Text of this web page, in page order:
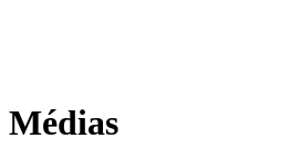
Médias